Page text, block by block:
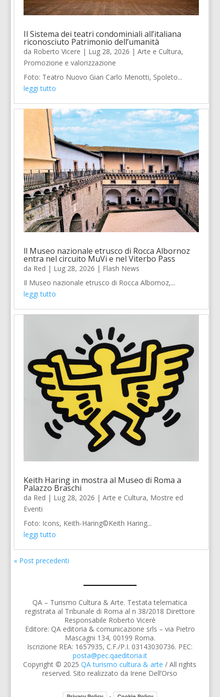
Il Sistema dei teatri condominiali all’italiana
riconosciuto Patrimonio dell’umanità
da Roberto Vicere | Lug 28, 2026 |Arte e Cultura,
Promozione e valorizzazione
Foto: Teatro Nuovo Gian Carlo Menotti, Spoleto...
leggi tutto
ll Museo nazionale etrusco di Rocca Albornoz
entra nel circuito MuVi e nel Viterbo Pass
da Red | Lug 28, 2026 | Flash News
Il Museo nazionale etrusco di Rocca Albornoz,...
leggi tutto
Keith Haring in mostra al Museo di Roma a
Palazzo Braschi
da Red | Lug 28, 2026 |Arte e Cultura, Mostre ed
Eventi
Foto: Icons, Keith-Haring©Keith Haring...
leggi tutto
« Post precedenti
QA – Turismo Cultura & Arte. Testata telematica
registrata al Tribunale di Roma al n 38/2018 Direttore
Responsabile Roberto Vicerè
Editore: QA editoria & comunicazione srls – via Pietro
Mascagni 134, 00199 Roma.
Iscrizione REA: 1657935, C.F./P.I. 03143030736. PEC:
posta@pec.qaeditoria.it
Copyright © 2025QA turismo cultura & arte / All rights
reserved. Sito realizzato da Irene Dell’Orso